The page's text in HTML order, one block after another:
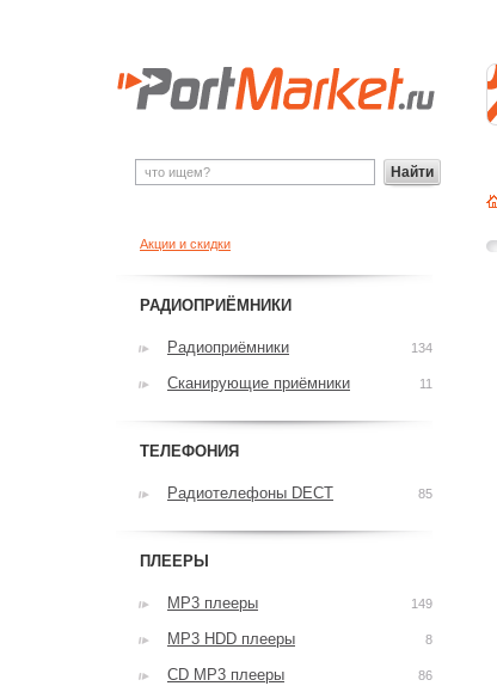
Акции и скидки
РАДИОПРИЁМНИКИ
Радиоприёмники 134
Сканирующие приёмники 11
ТЕЛЕФОНИЯ
Радиотелефоны DECT 85
ПЛЕЕРЫ
MP3 плееры 149
MP3 HDD плееры 8
CD MP3 плееры 86
Найти